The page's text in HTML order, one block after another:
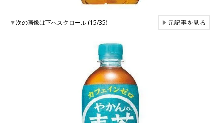
▼次の画像は下へスクロール (15/35) ▶元記事を見る